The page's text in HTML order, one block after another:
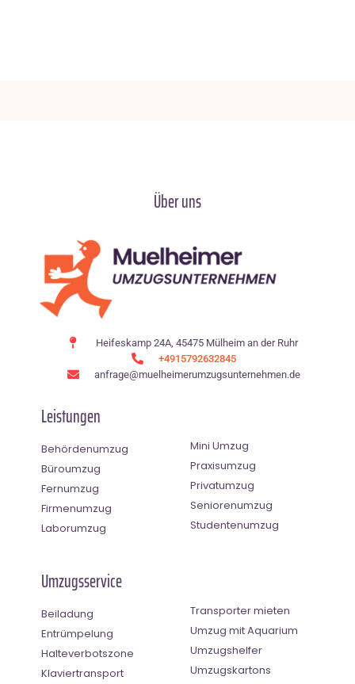
Über uns
Heifeskamp 24A, 45475 Mülheim an der Ruhr
+4915792632845
anfrage@muelheimerumzugsunternehmen.de
Leistungen
Behördenumzug
Büroumzug
Fernumzug
Firmenumzug
Laborumzug
Mini Umzug
Praxisumzug
Privatumzug
Seniorenumzug
Studentenumzug
Umzugsservice
Beiladung
Entrümpelung
Halteverbotszone
Klaviertransport
Transporter mieten
Umzug mit Aquarium
Umzugshelfer
Umzugskartons